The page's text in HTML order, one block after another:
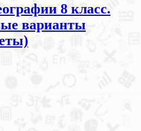
8 класс.
варианты